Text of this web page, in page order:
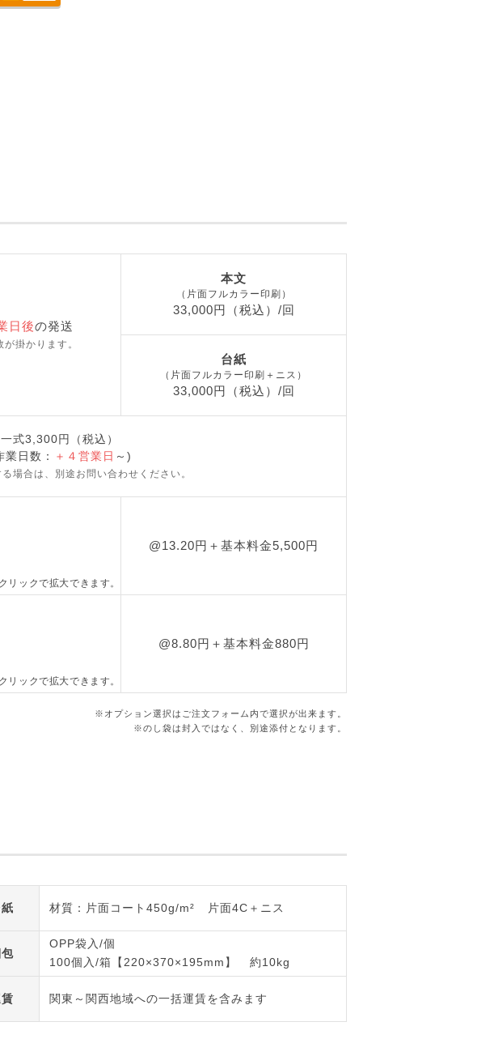
日後の発送
掛かります。
本文
（片面フルカラー印刷）
33,000円（税込）/回
台紙
（片面フルカラー印刷＋ニス）
33,000円（税込）/回
一式3,300円（税込）
業日数：
＋４営業日 ～)
場合は、別途お問い合わせください。
クリックで拡大できます。
@13.20円＋基本料金5,500円
クリックで拡大できます。
@8.80円＋基本料金880円
※オプション選択はご注文フォーム内で選択が出来ます。
※のし袋は封入ではなく、別途添付となります。
材質：片面コート450g/m² 片面4C＋ニス
OPP袋入/個
100個入/箱【220×370×195mm】
約10kg
関東～関西地域への一括運賃を含みます